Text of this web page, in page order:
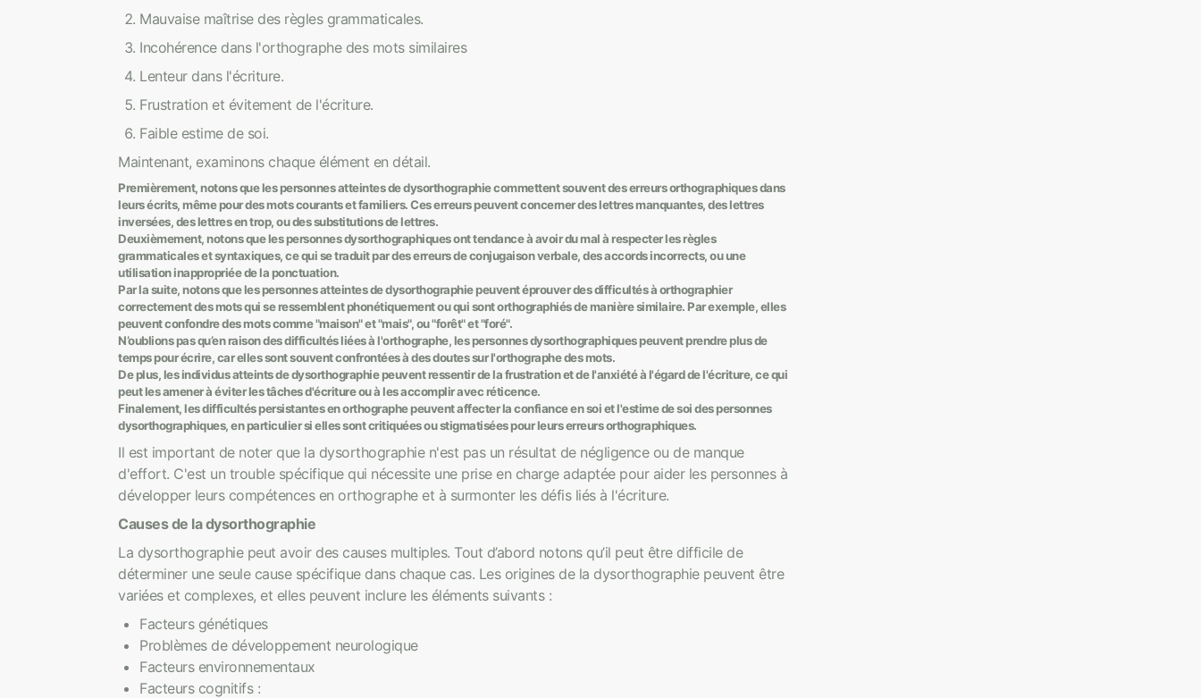
Mauvaise maîtrise des règles grammaticales.
Incohérence dans l'orthographe des mots similaires
Lenteur dans l'écriture.
Frustration et évitement de l'écriture.
Faible estime de soi.
Maintenant, examinons chaque élément en détail.
Premièrement, notons que les personnes atteintes de dysorthographie commettent souvent des erreurs orthographiques dans
leurs écrits, même pour des mots courants et familiers. Ces erreurs peuvent concerner des lettres manquantes, des lettres
inversées, des lettres en trop, ou des substitutions de lettres.
Deuxièmement, notons que les personnes dysorthographiques ont tendance à avoir du mal à respecter les règles
grammaticales et syntaxiques, ce qui se traduit par des erreurs de conjugaison verbale, des accords incorrects, ou une
utilisation inappropriée de la ponctuation.
Par la suite, notons que les personnes atteintes de dysorthographie peuvent éprouver des difficultés à orthographier
correctement des mots qui se ressemblent phonétiquement ou qui sont orthographiés de manière similaire. Par exemple, elles
peuvent confondre des mots comme "maison" et "mais", ou "forêt" et "foré".
N’oublions pas qu’en raison des difficultés liées à l'orthographe, les personnes dysorthographiques peuvent prendre plus de
temps pour écrire, car elles sont souvent confrontées à des doutes sur l'orthographe des mots.
De plus, les individus atteints de dysorthographie peuvent ressentir de la frustration et de l'anxiété à l'égard de l'écriture, ce qui
peut les amener à éviter les tâches d'écriture ou à les accomplir avec réticence.
Finalement, les difficultés persistantes en orthographe peuvent affecter la confiance en soi et l'estime de soi des personnes
dysorthographiques, en particulier si elles sont critiquées ou stigmatisées pour leurs erreurs orthographiques.
Il est important de noter que la dysorthographie n'est pas un résultat de négligence ou de manque
d'effort. C'est un trouble spécifique qui nécessite une prise en charge adaptée pour aider les personnes à
développer leurs compétences en orthographe et à surmonter les défis liés à l'écriture.
Causes de la dysorthographie
La dysorthographie peut avoir des causes multiples. Tout d’abord notons qu’il peut être difficile de
déterminer une seule cause spécifique dans chaque cas. Les origines de la dysorthographie peuvent être
variées et complexes, et elles peuvent inclure les éléments suivants :
Facteurs génétiques
Problèmes de développement neurologique
Facteurs environnementaux
Facteurs cognitifs :